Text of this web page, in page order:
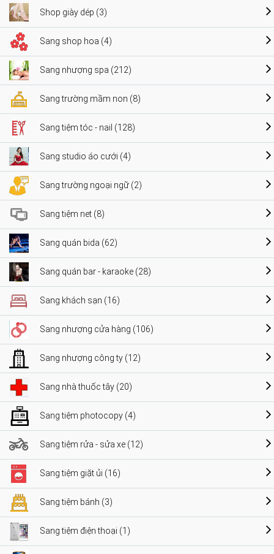
Shop giày dép (3)
Sang shop hoa (4)
Sang nhượng spa (212)
Sang trường mầm non (8)
Sang tiệm tóc - nail (128)
Sang studio áo cưới (4)
Sang trường ngoại ngữ (2)
Sang tiệm net (8)
Sang quán bida (62)
Sang quán bar - karaoke (28)
Sang khách sạn (16)
Sang nhượng cửa hàng (106)
Sang nhượng công ty (12)
Sang nhà thuốc tây (20)
Sang tiệm photocopy (4)
Sang tiệm rửa - sửa xe (12)
Sang tiệm giặt ủi (16)
Sang tiệm bánh (3)
Sang tiệm điện thoại (1)